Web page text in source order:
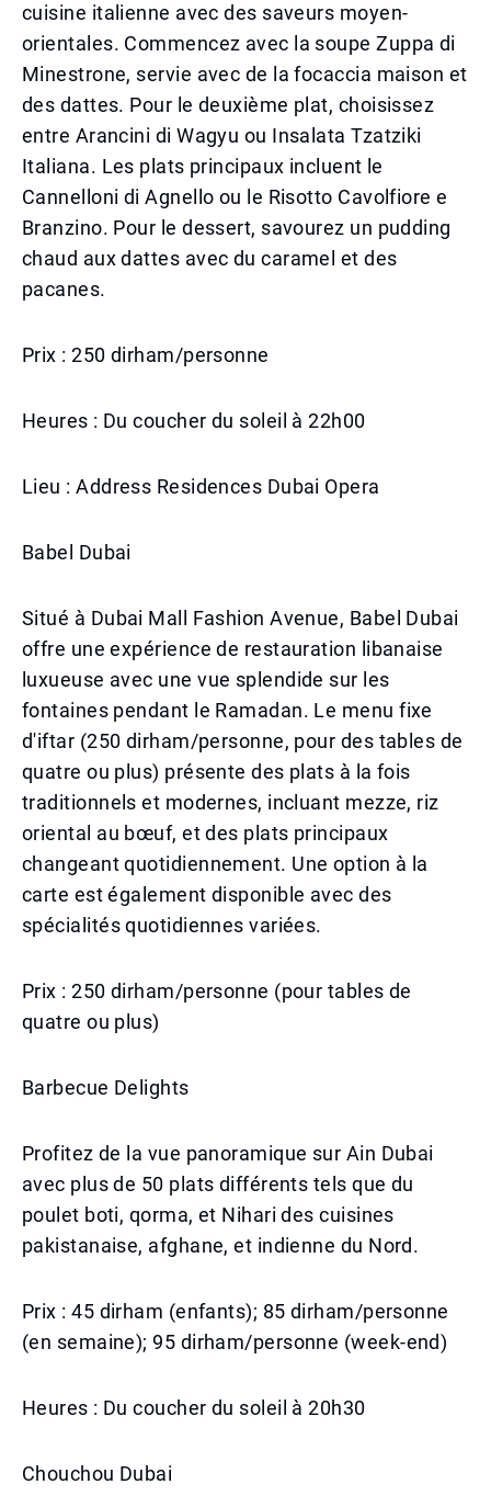
cuisine italienne avec des saveurs moyen-
orientales. Commencez avec la soupe Zuppa di
Minestrone, servie avec de la focaccia maison et
des dattes. Pour le deuxième plat, choisissez
entre Arancini di Wagyu ou Insalata Tzatziki
Italiana. Les plats principaux incluent le
Cannelloni di Agnello ou le Risotto Cavolfiore e
Branzino. Pour le dessert, savourez un pudding
chaud aux dattes avec du caramel et des
pacanes.
Prix : 250 dirham/personne
Heures : Du coucher du soleil à 22h00
Lieu : Address Residences Dubai Opera
Babel Dubai
Situé à Dubai Mall Fashion Avenue, Babel Dubai
offre une expérience de restauration libanaise
luxueuse avec une vue splendide sur les
fontaines pendant le Ramadan. Le menu fixe
d'iftar (250 dirham/personne, pour des tables de
quatre ou plus) présente des plats à la fois
traditionnels et modernes, incluant mezze, riz
oriental au bœuf, et des plats principaux
changeant quotidiennement. Une option à la
carte est également disponible avec des
spécialités quotidiennes variées.
Prix : 250 dirham/personne (pour tables de
quatre ou plus)
Barbecue Delights
Profitez de la vue panoramique sur Ain Dubai
avec plus de 50 plats différents tels que du
poulet boti, qorma, et Nihari des cuisines
pakistanaise, afghane, et indienne du Nord.
Prix : 45 dirham (enfants); 85 dirham/personne
(en semaine); 95 dirham/personne (week-end)
Heures : Du coucher du soleil à 20h30
Chouchou Dubai